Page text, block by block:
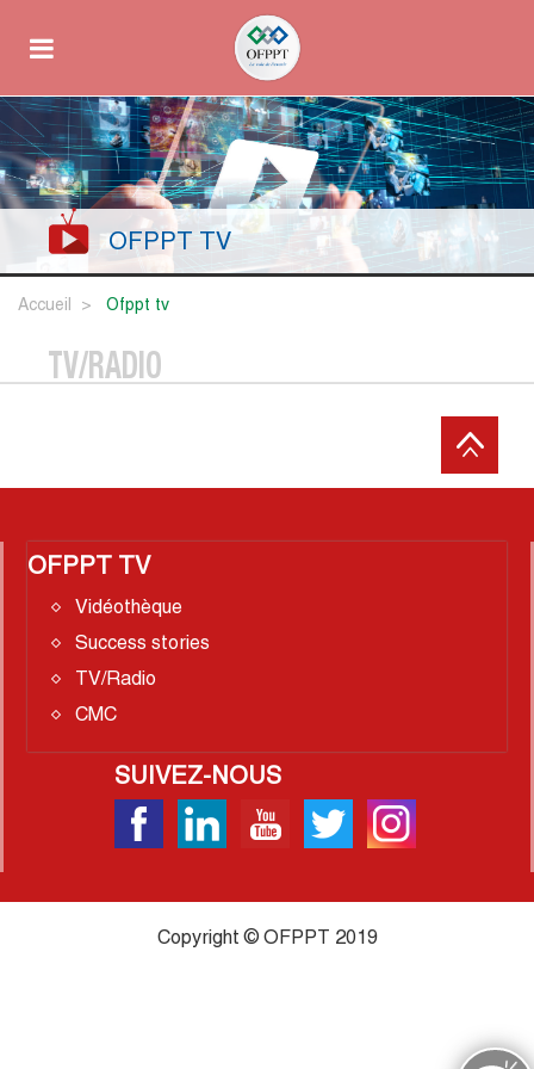
OFPPT TV
Accueil ofppt tv
TV/RADIO
OFPPT TV
Vidéothèque
Success stories
TV/Radio
CMC
SUIVEZ-NOUS
Copyright © OFPPT 2019